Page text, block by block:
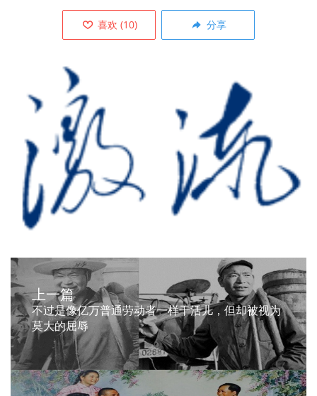
喜欢 (10) 分享
上一篇
不过是像亿万普通劳动者一样干活儿，但却被视为
莫大的屈辱